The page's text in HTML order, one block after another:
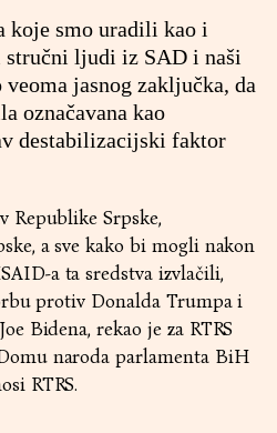
koje smo uradili kao i
stručni ljudi iz SAD i naši
jasnog zaključka, da
označavana kao
destabilizacijski faktor
Republike Srpske,
a sve kako bi mogli nakon
a ta sredstva izvlačili,
protiv Donalda Trumpa i
Bidena, rekao je za RTRS
naroda parlamenta BiH
RTRS.